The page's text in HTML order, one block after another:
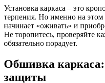
Установка каркаса – это
терпения. Но именно на этом
начинает «оживать» и
Не торопитесь, проверяйте
обязательно порадует.
Обшивка каркаса:
защиты